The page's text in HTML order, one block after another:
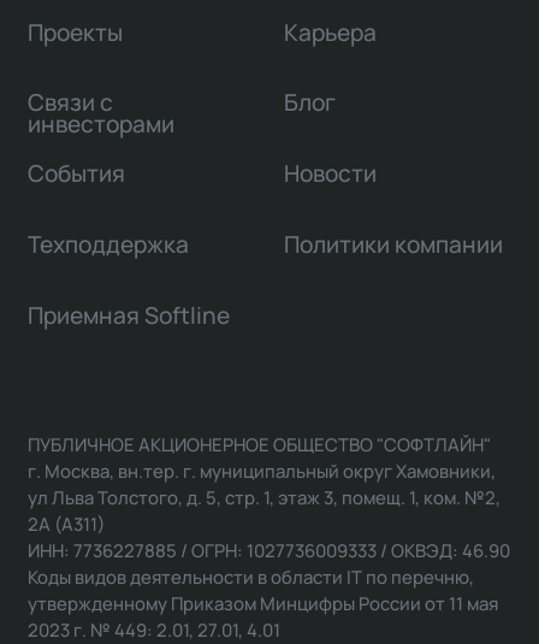
Проекты
Связи с
инвесторами
Карьера
Блог
События Новости
Техподдержка Политики компании
Приемная Softline
ПУБЛИЧНОЕ АКЦИОНЕРНОЕ ОБЩЕСТВО "СОФТЛАЙН"
г. Москва, вн.тер. г. муниципальный округ Хамовники,
ул Льва Толстого, д. 5, стр. 1, этаж 3, помещ. 1, ком. №2,
2А (А311)
ИНН: 7736227885 / ОГРН: 1027736009333 / ОКВЭД: 46.90
Коды видов деятельности в области IT по перечню,
утвержденному Приказом Минцифры России от 11 мая
2023 г. № 449: 2.01, 27.01, 4.01